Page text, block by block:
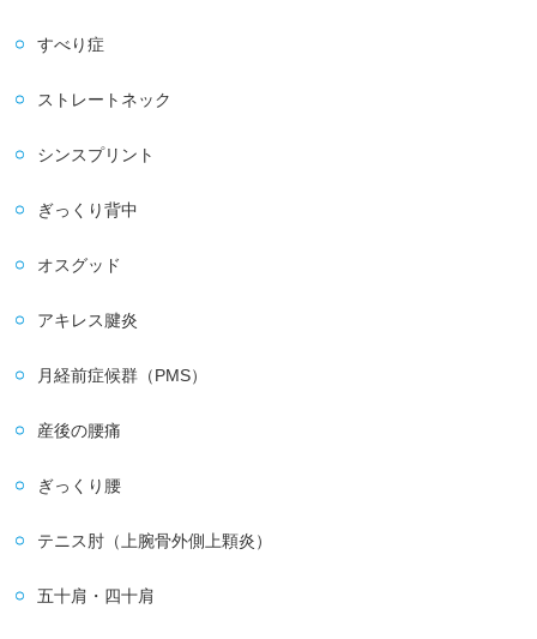
すべり症
ストレートネック
シンスプリント
ぎっくり背中
オスグッド
アキレス腱炎
月経前症候群（PMS）
産後の腰痛
ぎっくり腰
テニス肘（上腕骨外側上顆炎）
五十肩・四十肩